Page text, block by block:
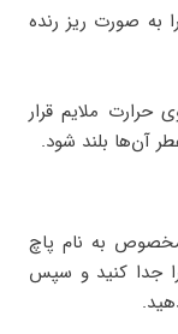
به صورت ریز رنده
حرارت ملایم قرار
آن‌ها بلند شود.
مخصوص به نام پاچ
را جدا کنید و سپس